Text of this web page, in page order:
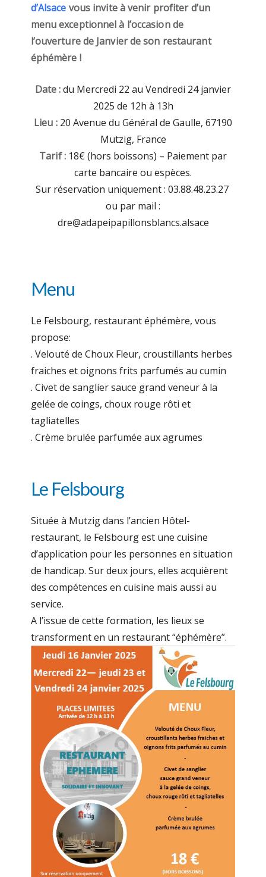
d’Alsace vous invite à venir profiter d’un
menu exceptionnel à l’occasion de
l’ouverture de Janvier de son restaurant
éphémère !
Date :du Mercredi 22 au Vendredi 24 janvier
2025 de 12h à 13h
Lieu :20 Avenue du Général de Gaulle, 67190
Mutzig, France
Tarif :18€ (hors boissons) – Paiement par
carte bancaire ou espèces.
Sur réservation uniquement : 03.88.48.23.27
ou par mail :
dre@adapeipapillonsblancs.alsace
Menu
Le Felsbourg, restaurant éphémère, vous
propose:
. Velouté de Choux Fleur, croustillants herbes
fraiches et oignons frits parfumés au cumin
. Civet de sanglier sauce grand veneur à la
gelée de coings, choux rouge rôti et
tagliatelles
. Crème brulée parfumée aux agrumes
Le Felsbourg
Située à Mutzig dans l’ancien Hôtel-
restaurant, le Felsbourg est une cuisine
d’application pour les personnes en situation
de handicap. Sur deux jours, elles acquièrent
des compétences en cuisine mais aussi au
service.
A l’issue de cette formation, les lieux se
transforment en un restaurant “éphémère”.